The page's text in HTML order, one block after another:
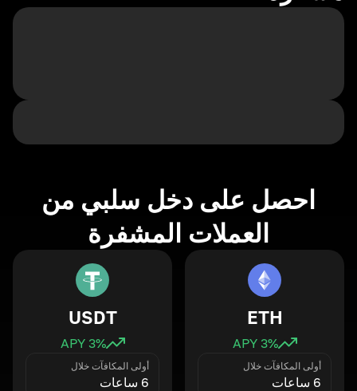
احصل على دخل سلبي من
العملات المشفرة
ETH
3% APY
أولى المكافآت خلال
6 ساعات
USDT
3% APY
أولى المكافآت خلال
6 ساعات